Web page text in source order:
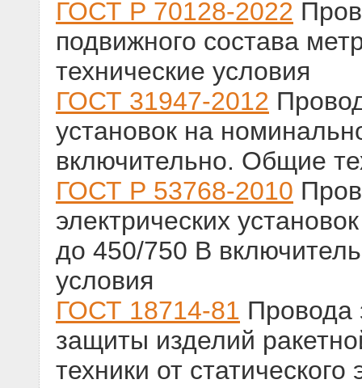
ГОСТ Р 70128-2022
подвижного состава
технические условия
ГОСТ 31947-2012
установок на
включительно. Общие
ГОСТ Р 53768-2010
электрических
до 450/750 В
условия
ГОСТ 18714-81 Провода
защиты изделий
техники от